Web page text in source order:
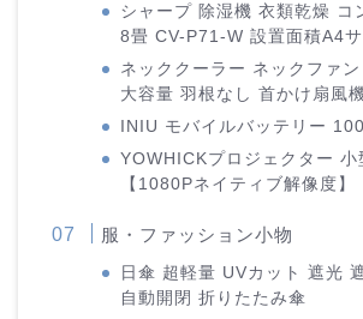
シャープ 除湿機 衣類乾燥 コ
8畳 CV-P71-W 設置面積A4
ネッククーラー ネックファ
大容量 羽根なし 首かけ扇風
INIU モバイルバッテリー
YOWHICKプロジェクター
【1080Pネイティブ解像度】
服・ファッション小物
日傘 超軽量 UVカット 遮光
自動開閉 折りたたみ傘